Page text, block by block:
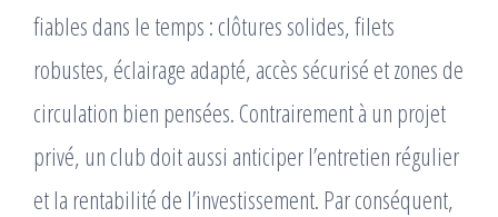
fiables dans le temps : clôtures solides, filets
robustes, éclairage adapté, accès sécurisé et zones de
circulation bien pensées. Contrairement à un projet
privé, un club doit aussi anticiper l’entretien régulier
et la rentabilité de l’investissement. Par conséquent,